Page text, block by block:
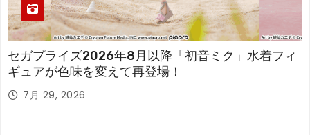
セガプライズ2026年8月以降「初音ミク」水着フィ
ギュアが色味を変えて再登場！
7月 29, 2026